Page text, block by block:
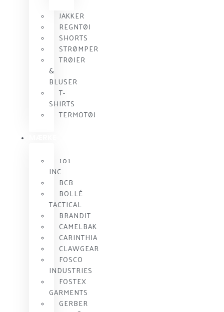
JAKKER
REGNTØJ
SHORTS
STRØMPER
TRØJER
&
BLUSER
T-
SHIRTS
TERMOTØJ
101
INC
BCB
BOLLÉ
TACTICAL
BRANDIT
CAMELBAK
CARINTHIA
CLAWGEAR
FOSCO
INDUSTRIES
FOSTEX
GARMENTS
GERBER